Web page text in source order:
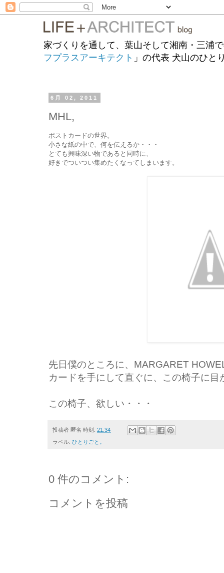
家づくりを通して、葉山そして湘南・三浦
フプラスアーキテクト 」の代表 犬山のひと
6月 02, 2011
MHL,
ポストカードの世界。
小さな紙の中で、何を伝えるか・・・
とても興味深い物であると同時に、
好きでついつい集めたくなってしまいます。
先日僕のところに、MARGARET
カードを手にして直ぐに、この椅子に目
この椅子、欲しい・・・
投稿者 匿名 時刻: 21:34
ラベル: ひとりごと。
0 件のコメント:
コメントを投稿